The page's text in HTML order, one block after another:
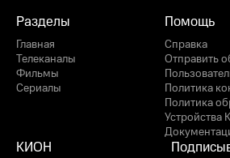
Разделы
Главная
Телеканалы
Фильмы
Сериалы
Помощь
Справка
Отправить
Политика
Политика
Устройства
КИОН